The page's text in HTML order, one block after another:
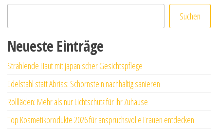
Suchen
Neueste Einträge
Strahlende Haut mit japanischer Gesichtspflege
Edelstahl statt Abriss: Schornstein nachhaltig sanieren
Rollläden: Mehr als nur Lichtschutz für Ihr Zuhause
Top Kosmetikprodukte 2026 für anspruchsvolle Frauen entdecken